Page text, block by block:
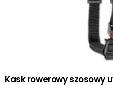
Kask rowerowy szosowy